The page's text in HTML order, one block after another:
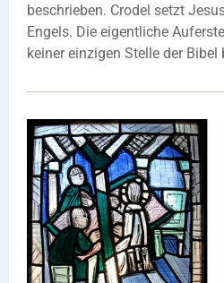
beschrieben. Crodel setzt
Engels. Die eigentliche
keiner einzigen Stelle der Bibel